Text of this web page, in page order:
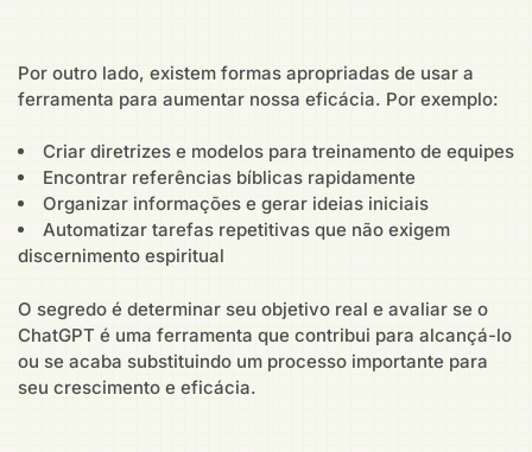
Por outro lado, existem formas apropriadas de usar a
ferramenta para aumentar nossa eficácia. Por exemplo:
Criar diretrizes e modelos para treinamento de equipes
Encontrar referências bíblicas rapidamente
Organizar informações e gerar ideias iniciais
Automatizar tarefas repetitivas que não exigem
discernimento espiritual
O segredo é determinar seu objetivo real e avaliar se o
ChatGPT é uma ferramenta que contribui para alcançá-lo
ou se acaba substituindo um processo importante para
seu crescimento e eficácia.